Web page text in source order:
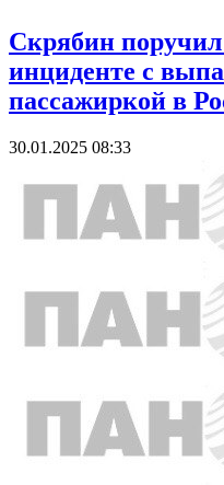
Скрябин поручил
инциденте с
пассажиркой в
30.01.2025 08:33